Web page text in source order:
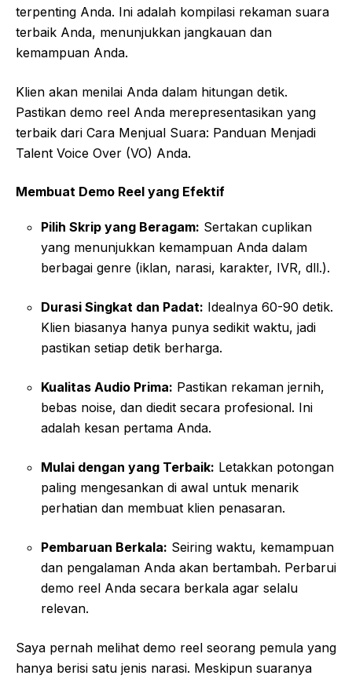
terpenting Anda. Ini adalah kompilasi rekaman suara
terbaik Anda, menunjukkan jangkauan dan
kemampuan Anda.
Klien akan menilai Anda dalam hitungan detik.
Pastikan demo reel Anda merepresentasikan yang
terbaik dari Cara Menjual Suara: Panduan Menjadi
Talent Voice Over (VO) Anda.
Membuat Demo Reel yang Efektif
Pilih Skrip yang Beragam: Sertakan cuplikan
yang menunjukkan kemampuan Anda dalam
berbagai genre (iklan, narasi, karakter, IVR, dll.).
Durasi Singkat dan Padat: Idealnya 60-90 detik.
Klien biasanya hanya punya sedikit waktu, jadi
pastikan setiap detik berharga.
Kualitas Audio Prima: Pastikan rekaman jernih,
bebas noise, dan diedit secara profesional. Ini
adalah kesan pertama Anda.
Mulai dengan yang Terbaik: Letakkan potongan
paling mengesankan di awal untuk menarik
perhatian dan membuat klien penasaran.
Pembaruan Berkala: Seiring waktu, kemampuan
dan pengalaman Anda akan bertambah. Perbarui
demo reel Anda secara berkala agar selalu
relevan.
Saya pernah melihat demo reel seorang pemula yang
hanya berisi satu jenis narasi. Meskipun suaranya